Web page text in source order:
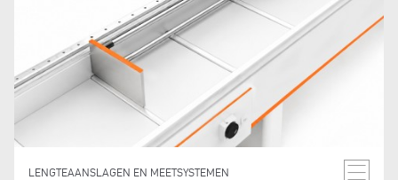
LENGTEAANSLAGEN EN MEETSYSTEMEN